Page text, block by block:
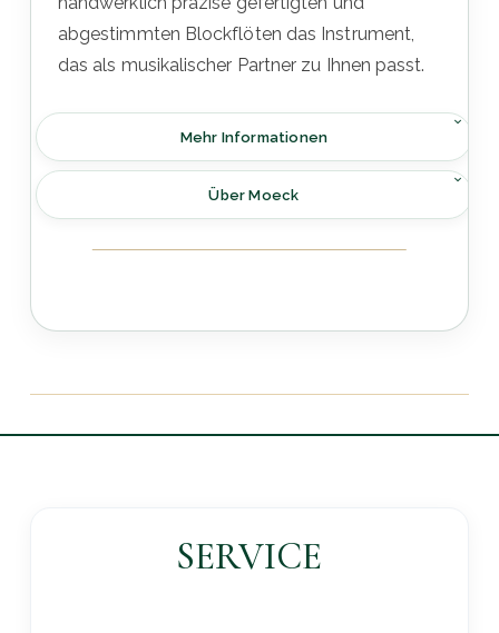
abgestimmten Blockflöten das Instrument,
das als musikalischer Partner zu Ihnen passt.
Mehr Informationen
Über Moeck
SERVICE